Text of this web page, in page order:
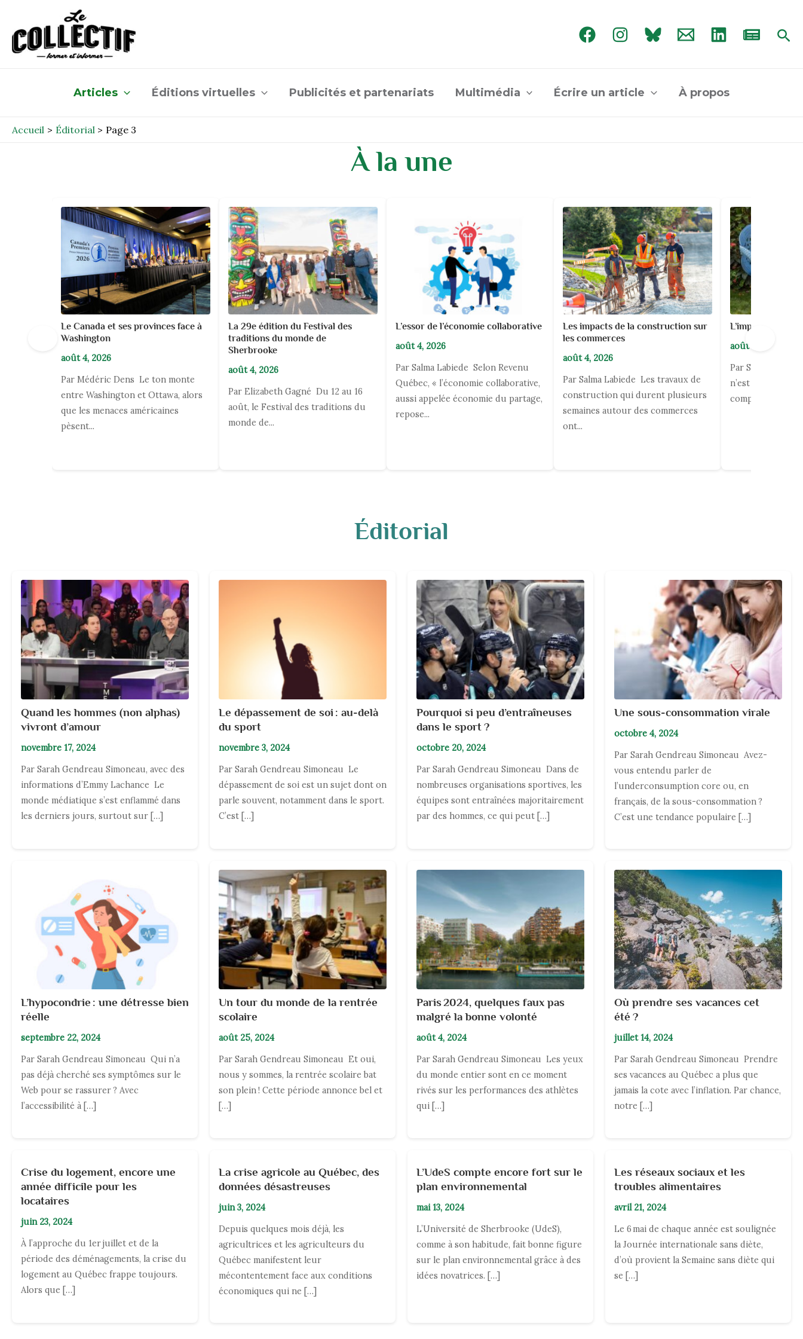
contenu
Articles Éditions virtuelles Publicités et partenariats Multimédia Écrire un article À propos
Accueil Éditorial Page 3
À la une
Le Canada et ses provinces face à
Washington
août 4, 2026
Par Médéric Dens Le ton monte
entre Washington et Ottawa, alors
que les menaces américaines
pèsent...
La 29e édition du Festival des
traditions du monde de
Sherbrooke
août 4, 2026
Par Elizabeth Gagné Du 12 au 16
août, le Festival des traditions du
monde de...
L’essor de l’économie collaborative
août 4, 2026
Par Salma Labiede Selon Revenu
Québec, « l’économie collaborative,
aussi appelée économie du partage,
repose...
Les impacts de la construction sur
les commerces
août 4, 2026
Par Salma Labiede Les travaux de
construction qui durent plusieurs
semaines autour des commerces
ont...
L’importance du
août 4, 2026
Par Salma
n’est pas
comprend aussi...
Éditorial
Quand les hommes (non alphas)
vivront d’amour
novembre 17, 2024
Par Sarah Gendreau Simoneau, avec des
informations d’Emmy Lachance Le
monde médiatique s’est enflammé dans
les derniers jours, surtout sur […]
Le dépassement de soi : au-delà
du sport
novembre 3, 2024
Par Sarah Gendreau Simoneau Le
dépassement de soi est un sujet dont on
parle souvent, notamment dans le sport.
C’est […]
Pourquoi si peu d’entraîneuses
dans le sport ?
octobre 20, 2024
Par Sarah Gendreau Simoneau Dans de
nombreuses organisations sportives, les
équipes sont entraînées majoritairement
par des hommes, ce qui peut […]
Une sous-consommation virale
octobre 4, 2024
Par Sarah Gendreau Simoneau Avez-
vous entendu parler de
l’underconsumption core ou, en
français, de la sous-consommation ?
C’est une tendance populaire […]
L’hypocondrie : une détresse bien
réelle
septembre 22, 2024
Par Sarah Gendreau Simoneau Qui n’a
pas déjà cherché ses symptômes sur le
Web pour se rassurer ? Avec
l’accessibilité à […]
Un tour du monde de la rentrée
scolaire
août 25, 2024
Par Sarah Gendreau Simoneau Et oui,
nous y sommes, la rentrée scolaire bat
son plein ! Cette période annonce bel et
[…]
Paris 2024, quelques faux pas
malgré la bonne volonté
août 4, 2024
Par Sarah Gendreau Simoneau Les yeux
du monde entier sont en ce moment
rivés sur les performances des athlètes
qui […]
Où prendre ses vacances cet
été ?
juillet 14, 2024
Par Sarah Gendreau Simoneau Prendre
ses vacances au Québec a plus que
jamais la cote avec l’inflation. Par chance,
notre […]
Crise du logement, encore une
année difficile pour les
locataires
juin 23, 2024
À l’approche du 1er juillet et de la
période des déménagements, la crise du
logement au Québec frappe toujours.
Alors que […]
La crise agricole au Québec, des
données désastreuses
juin 3, 2024
Depuis quelques mois déjà, les
agricultrices et les agriculteurs du
Québec manifestent leur
mécontentement face aux conditions
économiques qui ne […]
L’UdeS compte encore fort sur le
plan environnemental
mai 13, 2024
L’Université de Sherbrooke (UdeS),
comme à son habitude, fait bonne figure
sur le plan environnemental grâce à des
idées novatrices. […]
Les réseaux sociaux et les
troubles alimentaires
avril 21, 2024
Le 6 mai de chaque année est soulignée
la Journée internationale sans diète,
d’où provient la Semaine sans diète qui
se […]